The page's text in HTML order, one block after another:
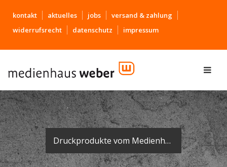
kontakt aktuelles jobs
versand & zahlung
widerrufsrecht
datenschutz impressum
Druckprodukte vom Medienhaus für einen begeisternden Messeauftritt